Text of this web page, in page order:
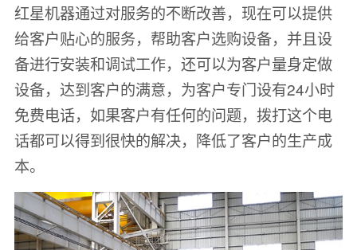
红星机器通过对服务的不断改善，现在可以提供
给客户贴心的服务，帮助客户选购设备，并且设
备进行安装和调试工作，还可以为客户量身定做
设备，达到客户的满意，为客户专门设有24小时
免费电话，如果客户有任何的问题，拨打这个电
话都可以得到很快的解决，降低了客户的生产成
本。